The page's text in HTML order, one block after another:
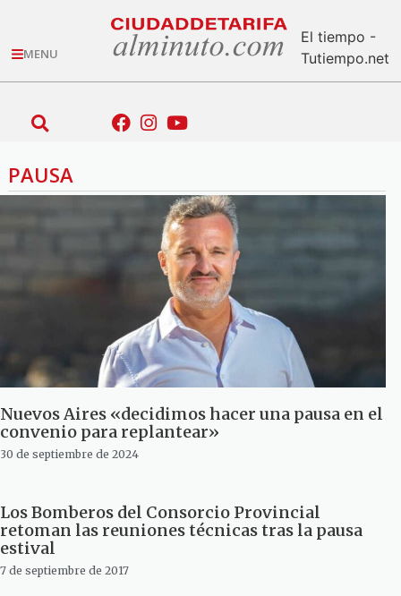
MENU
El tiempo -
Tutiempo.net
PAUSA
Nuevos Aires «decidimos hacer una pausa en el
convenio para replantear»
30 de septiembre de 2024
Los Bomberos del Consorcio Provincial
retoman las reuniones técnicas tras la pausa
estival
7 de septiembre de 2017